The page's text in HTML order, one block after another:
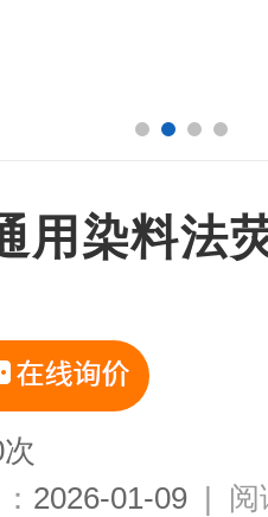
用染料法
2026-01-09 | 阅